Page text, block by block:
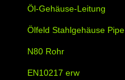
Öl-Gehäuse-Leitung
Ölfeld Stahlgehäuse Pipe
N80 Rohr
EN10217 erw